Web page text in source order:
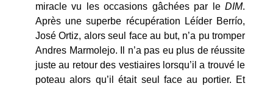
miracle vu les occasions gâchées par le DIM.
Après une superbe récupération Léíder Berrío,
José Ortiz, alors seul face au but, n’a pu tromper
Andres Marmolejo. Il n’a pas eu plus de réussite
juste au retour des vestiaires lorsqu’il a trouvé le
poteau alors qu’il était seul face au portier. Et